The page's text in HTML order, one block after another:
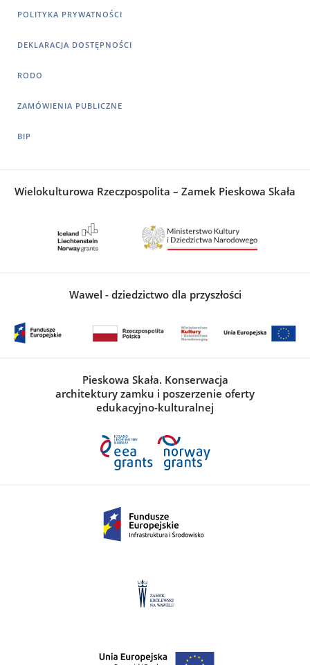
POLITYKA PRYWATNOŚCI
DEKLARACJA DOSTĘPNOŚCI
RODO
ZAMÓWIENIA PUBLICZNE
BIP
Wielokulturowa Rzeczpospolita – Zamek Pieskowa Skała
Wawel - dziedzictwo dla przyszłości
Pieskowa Skała. Konserwacja
architektury zamku i poszerzenie oferty
edukacyjno-kulturalnej